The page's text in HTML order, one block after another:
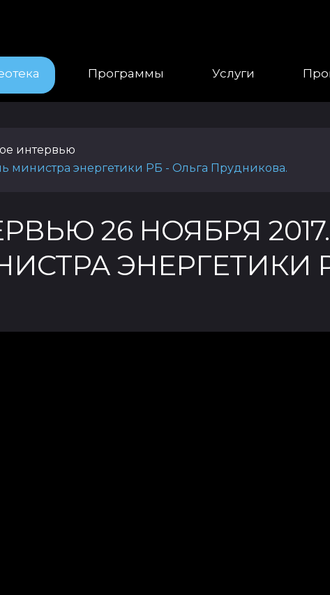
Программы Услуги
интервью
министра энергетики РБ - Ольга Прудникова.
26 НОЯБРЯ 2017.
ЭНЕРГЕТИКИ